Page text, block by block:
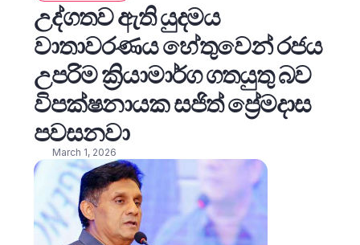
උද්ගතව ඇති යුදමය
වාතාවරණය හේතුවෙන් රජය
උපරිම ක්‍රියාමාර්ග ගතයුතු බව
විපක්ෂනායක සජිත් ප්‍රේමදාස
පවසනවා
March 1, 2026